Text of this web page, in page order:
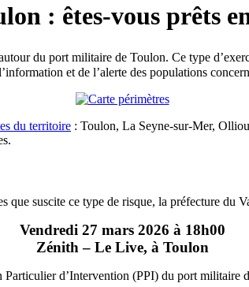
: êtes-vous prêts
du port militaire de Toulon. Ce type
et de l’alerte des populations
du territoire : Toulon, La Seyne-sur-Mer,
suscite ce type de risque, la préfecture du
Vendredi 27 mars 2026 à 18h00
Zénith – Le Live, à Toulon
d’Intervention (PPI) du port militaire